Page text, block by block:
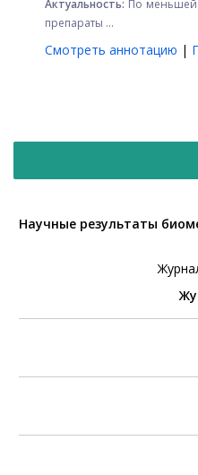
Актуальность: По меньшей
препараты ...
Смотреть аннотацию |
Научные результаты